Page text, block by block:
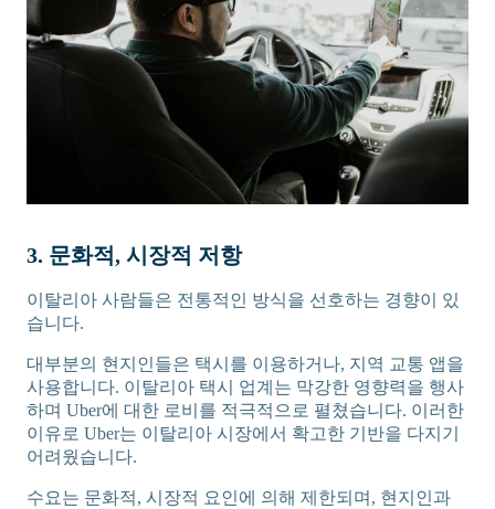
3. 문화적, 시장적 저항
이탈리아 사람들은 전통적인 방식을 선호하는 경향이 있
습니다.
대부분의 현지인들은 택시를 이용하거나, 지역 교통 앱을
사용합니다. 이탈리아 택시 업계는 막강한 영향력을 행사
하며 Uber에 대한 로비를 적극적으로 펼쳤습니다. 이러한
이유로 Uber는 이탈리아 시장에서 확고한 기반을 다지기
어려웠습니다.
수요는 문화적, 시장적 요인에 의해 제한되며, 현지인과